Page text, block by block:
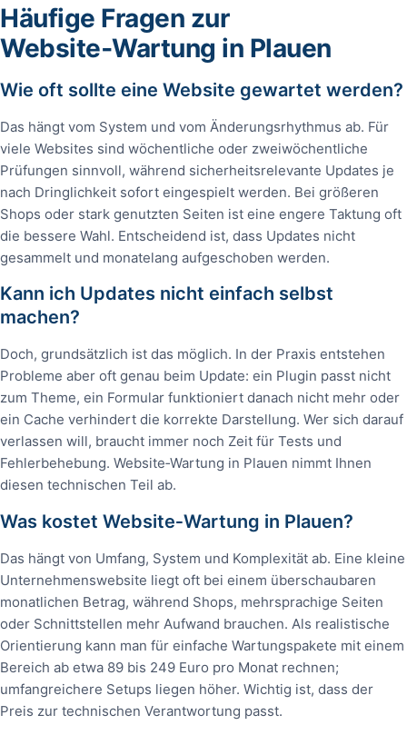
Häufige Fragen zur
Website‑Wartung in Plauen
Wie oft sollte eine Website gewartet werden?
Das hängt vom System und vom Änderungsrhythmus ab. Für
viele Websites sind wöchentliche oder zweiwöchentliche
Prüfungen sinnvoll, während sicherheitsrelevante Updates je
nach Dringlichkeit sofort eingespielt werden. Bei größeren
Shops oder stark genutzten Seiten ist eine engere Taktung oft
die bessere Wahl. Entscheidend ist, dass Updates nicht
gesammelt und monatelang aufgeschoben werden.
Kann ich Updates nicht einfach selbst
machen?
Doch, grundsätzlich ist das möglich. In der Praxis entstehen
Probleme aber oft genau beim Update: ein Plugin passt nicht
zum Theme, ein Formular funktioniert danach nicht mehr oder
ein Cache verhindert die korrekte Darstellung. Wer sich darauf
verlassen will, braucht immer noch Zeit für Tests und
Fehlerbehebung. Website‑Wartung in Plauen nimmt Ihnen
diesen technischen Teil ab.
Was kostet Website‑Wartung in Plauen?
Das hängt von Umfang, System und Komplexität ab. Eine kleine
Unternehmenswebsite liegt oft bei einem überschaubaren
monatlichen Betrag, während Shops, mehrsprachige Seiten
oder Schnittstellen mehr Aufwand brauchen. Als realistische
Orientierung kann man für einfache Wartungspakete mit einem
Bereich ab etwa 89 bis 249 Euro pro Monat rechnen;
umfangreichere Setups liegen höher. Wichtig ist, dass der
Preis zur technischen Verantwortung passt.